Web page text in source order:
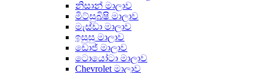
නිසාන් මාලාව
මිට්සුබිෂි මාලාව
මැස්ඩා මාලාව
ඉසුසු මාලාව
ඩොජ් මාලාව
ටොයෝටා මාලාව
Chevrolet මාලාව